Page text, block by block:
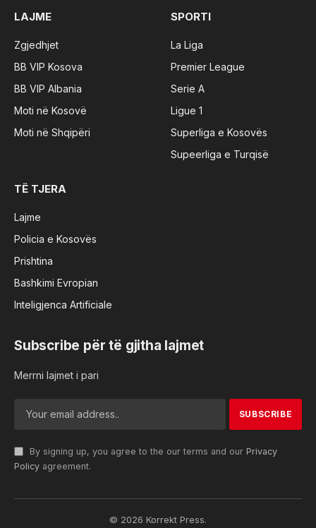
LAJME
Zgjedhjet
BB VIP Kosova
BB VIP Albania
Moti në Kosovë
Moti në Shqipëri
SPORTI
La Liga
Premier League
Serie A
Ligue 1
Superliga e Kosovës
Supeerliga e Turqisë
TË TJERA
Lajme
Policia e Kosovës
Prishtina
Bashkimi Evropian
Inteligjenca Artificiale
Subscribe për të gjitha lajmet
Merrni lajmet i pari
By signing up, you agree to the our terms and our Privacy
Policy agreement.
© 2026 Korrekt Press.